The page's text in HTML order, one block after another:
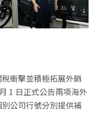
衝擊並積極拓展外銷
1 日正式公告兩項海外
公司行號分別提供補